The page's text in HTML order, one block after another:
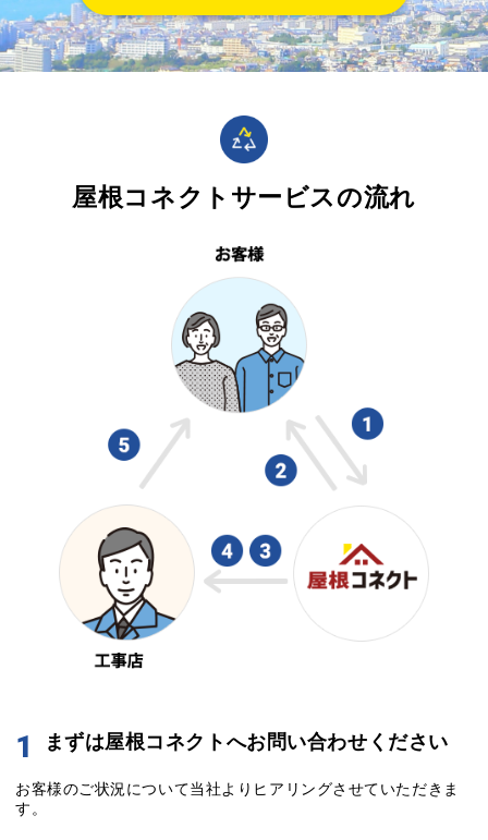
屋根コネクトサービスの流れ
1 まずは屋根コネクトへお問い合わせください
お客様のご状況について当社よりヒアリングさせていただきま
す。